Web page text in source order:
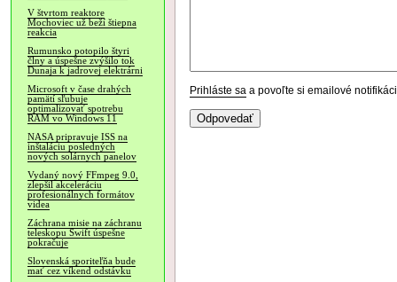
V štvrtom reaktore
Mochoviec už beží štiepna
reakcia
Rumunsko potopilo štyri
člny a úspešne zvýšilo tok
Dunaja k jadrovej elektrárni
Microsoft v čase drahých
pamätí sľubuje
optimalizovať spotrebu
RAM vo Windows 11
NASA pripravuje ISS na
inštaláciu posledných
nových solárnych panelov
Vydaný nový FFmpeg 9.0,
zlepšil akceleráciu
profesionálnych formátov
videa
Záchrana misie na záchranu
teleskopu Swift úspešne
pokračuje
Slovenská sporiteľňa bude
mať cez víkend odstávku
Prihláste sa a povoľte si emailové